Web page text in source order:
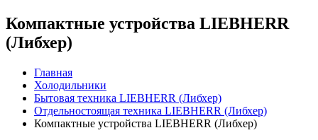
Компактные устройства LIEBHERR
(Либхер)
Главная
Холодильники
Бытовая техника LIEBHERR (Либхер)
Отдельностоящая техника LIEBHERR (Либхер)
Компактные устройства LIEBHERR (Либхер)